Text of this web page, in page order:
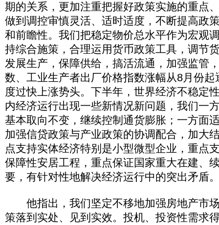
期的关系，更加注重把握好政策实施的重点
做到调控审慎灵活、适时适度，不断提高政
和前瞻性。我们把稳定物价总水平作为宏观
持综合施策，合理运用货币政策工具，调节
发展生产，保障供给，搞活流通，加强监管
数、工业生产者出厂价格指数涨幅从8月份
度过快上涨势头。下半年，世界经济不稳定
内经济运行出现一些新情况新问题，我们一
基本取向不变，继续控制通货膨胀；一方面
加强信贷政策与产业政策的协调配合，加大
点支持实体经济特别是小型微型企业，重点
保障性安居工程，重点保证国家重大在建、
要，有针对性地解决经济运行中的突出矛盾
他指出，我们坚定不移地加强房地产市
策落到实处、见到实效。投机、投资性需求